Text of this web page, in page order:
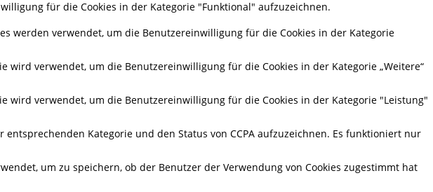
für die Cookies in der Kategorie "Funktional" aufzuzeichnen.
werden verwendet, um die Benutzereinwilligung für die Cookies in der Kategorie
wird verwendet, um die Benutzereinwilligung für die Cookies in der Kategorie „Weitere“
wird verwendet, um die Benutzereinwilligung für die Cookies in der Kategorie "Leistung"
Kategorie und den Status von CCPA aufzuzeichnen. Es funktioniert nur
um zu speichern, ob der Benutzer der Verwendung von Cookies zugestimmt hat